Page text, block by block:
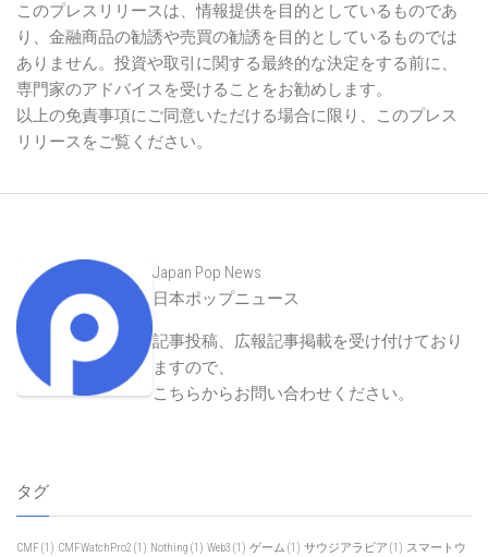
このプレスリリースは、情報提供を目的としているものであ
り、金融商品の勧誘や売買の勧誘を目的としているものでは
ありません。投資や取引に関する最終的な決定をする前に、
専門家のアドバイスを受けることをお勧めします。
以上の免責事項にご同意いただける場合に限り、このプレス
リリースをご覧ください。
Japan Pop News
日本ポップニュース
記事投稿、広報記事掲載を受け付けており
ますので、
こちらからお問い合わせください。
タグ
CMF (1) CMFWatchPro2 (1) Nothing (1) Web3 (1) ゲーム (1) サウジアラビア (1) スマートウ